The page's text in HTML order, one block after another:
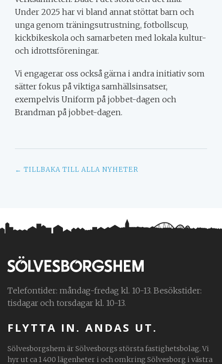
Under 2025 har vi bland annat stöttat barn och
unga genom träningsutrustning, fotbollscup,
kickbikeskola och samarbeten med lokala kultur-
och idrottsföreningar.
Vi engagerar oss också gärna i andra initiativ som
sätter fokus på viktiga samhällsinsatser,
exempelvis Uniform på jobbet-dagen och
Brandman på jobbet-dagen.
← TILLBAKA TILL ALLA NYHETER
Telefontider: måndag-fredag kl. 10-13. Besökstider:
tisdagar och torsdagar kl. 10-13.
FLYTTA IN. ANDAS UT.
Sölvesborgshem är Sölvesborgs största fastighetsbolag. Vi
hyr ut ca 1 400 lägenheter i och omkring Sölvesborg i västra